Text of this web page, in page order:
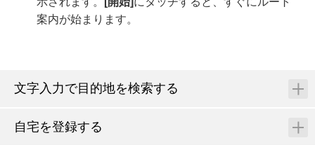
案内が始まります。
文字入力で目的地を検索する
自宅を登録する